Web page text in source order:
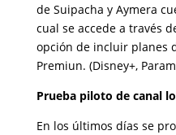
de Suipacha y Aymera
cual se accede a través
opción de incluir planes
Premiun. (Disney+,
Prueba piloto de canal
En los últimos días se